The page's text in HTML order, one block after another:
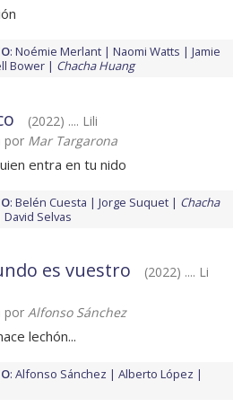
: Noémie Merlant Naomi Watts
Jamie
Bower
Chacha Huang
(2022) .... Lili
por Mar Targarona
entra en tu nido
: Belén Cuesta Jorge Suquet
Chacha
David Selvas
es vuestro
(2022) .... Li
por Alfonso Sánchez
lechón...
: Alfonso Sánchez
Alberto López